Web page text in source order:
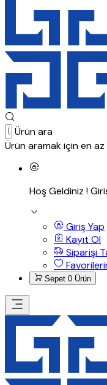
Ürün ara
Ürün aramak için en
Hoş Geldiniz !
Giriş Yap
Kayıt Ol
Siparişi
Sepet 0 Ürün